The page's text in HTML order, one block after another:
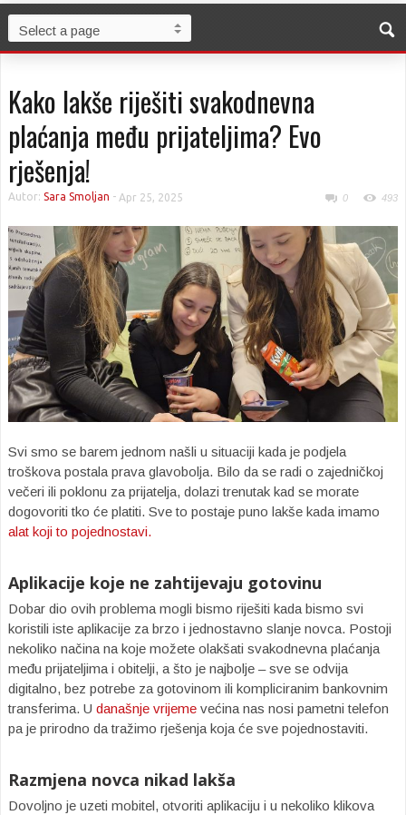
Kako lakše riješiti svakodnevna
plaćanja među prijateljima? Evo
rješenja!
Autor: Sara Smoljan - Apr 25, 2025 0 493
Svi smo se barem jednom našli u situaciji kada je podjela
troškova postala prava glavobolja. Bilo da se radi o zajedničkoj
večeri ili poklonu za prijatelja, dolazi trenutak kad se morate
dogovoriti tko će platiti. Sve to postaje puno lakše kada imamo
alat koji to pojednostavi.
Aplikacije koje ne zahtijevaju gotovinu
Dobar dio ovih problema mogli bismo riješiti kada bismo svi
koristili iste aplikacije za brzo i jednostavno slanje novca. Postoji
nekoliko načina na koje možete olakšati svakodnevna plaćanja
među prijateljima i obitelji, a što je najbolje – sve se odvija
digitalno, bez potrebe za gotovinom ili kompliciranim bankovnim
transferima. U današnje vrijeme većina nas nosi pametni telefon
pa je prirodno da tražimo rješenja koja će sve pojednostaviti.
Razmjena novca nikad lakša
Dovoljno je uzeti mobitel, otvoriti aplikaciju i u nekoliko klikova